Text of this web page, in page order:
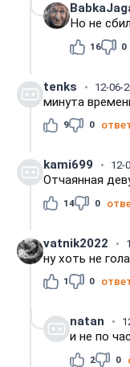
Но не
16 0
tenks 12-06-
минута
9 0
kami699 12-
Отчаянная
14 0
vatnik2022
ну хоть не
1 0
natan
и не по
2 0